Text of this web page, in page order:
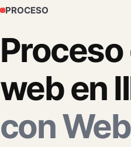
PROCESO
web en
con